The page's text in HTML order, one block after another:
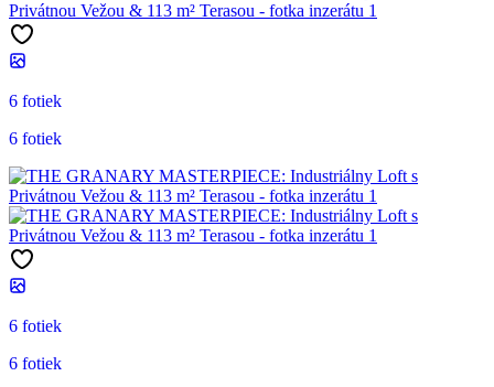
6 fotiek
6 fotiek
6 fotiek
6 fotiek